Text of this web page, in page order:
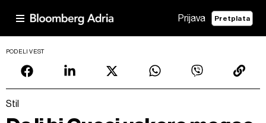
Prijava Pretplata
PODELI VEST
Stil